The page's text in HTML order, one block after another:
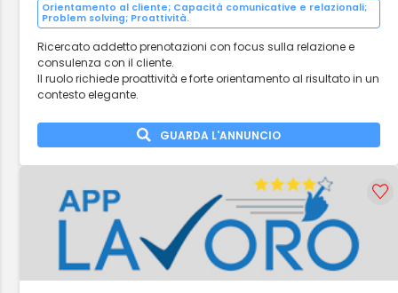
Orientamento al cliente; Capacità comunicative e relazionali;
Problem solving; Proattività.
Ricercato addetto prenotazioni con focus sulla relazione e
consulenza con il cliente.
Il ruolo richiede proattività e forte orientamento al risultato in un
contesto elegante.
GUARDA L'ANNUNCIO